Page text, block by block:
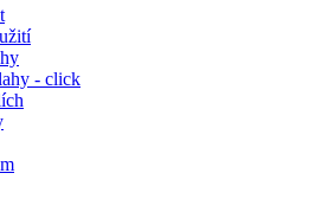
- click